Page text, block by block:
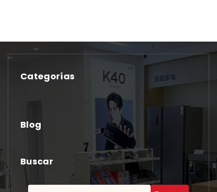
Categorías
No hay categorías
Blog
Buscar